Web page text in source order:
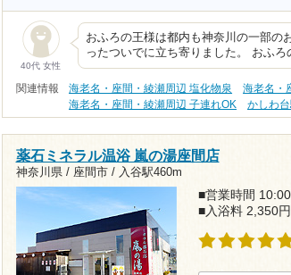
40代 女性
おふろの王様は都内も神奈川の一部の
ったついでに立ち寄りました。 おふ
関連情報 海老名・座間・綾瀬周辺 塩化物泉 海老名・
海老名・座間・綾瀬周辺 子連れOK
かしわ
薬石ミネラル温浴 嵐の湯座間店
神奈川県 / 座間市 / 入谷駅460m
■営業時間
■入浴料 2,350円